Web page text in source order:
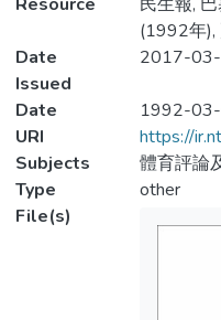
(1992年),
Date
Issued
2017-
Date
1992-
URI
https://
Subjects
體育評論
Type
other
File(s)